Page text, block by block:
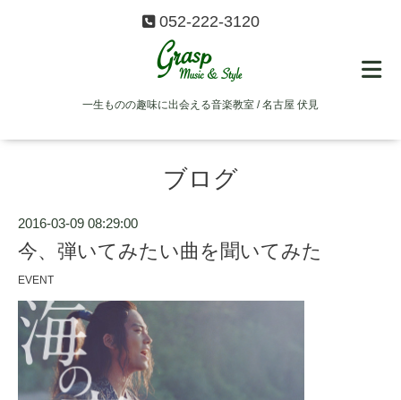
052-222-3120
一生ものの趣味に出会える音楽教室 / 名古屋 伏見
ブログ
2016-03-09 08:29:00
今、弾いてみたい曲を聞いてみた
EVENT